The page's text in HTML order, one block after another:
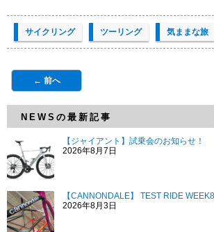
サイクリング ツーリング 気ままな旅
← 前へ
NEWSの最新記事
【ジャイアント】試乗会のお知らせ！
2026年8月7日
【CANNONDALE】 TEST RIDE
2026年8月3日